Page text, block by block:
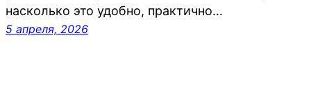
насколько это удобно, практично…
5 апреля, 2026